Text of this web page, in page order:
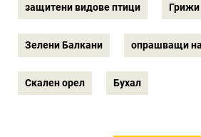
защитени видове птици Грижи
Зелени Балкани опрашващи
Скален орел Бухал